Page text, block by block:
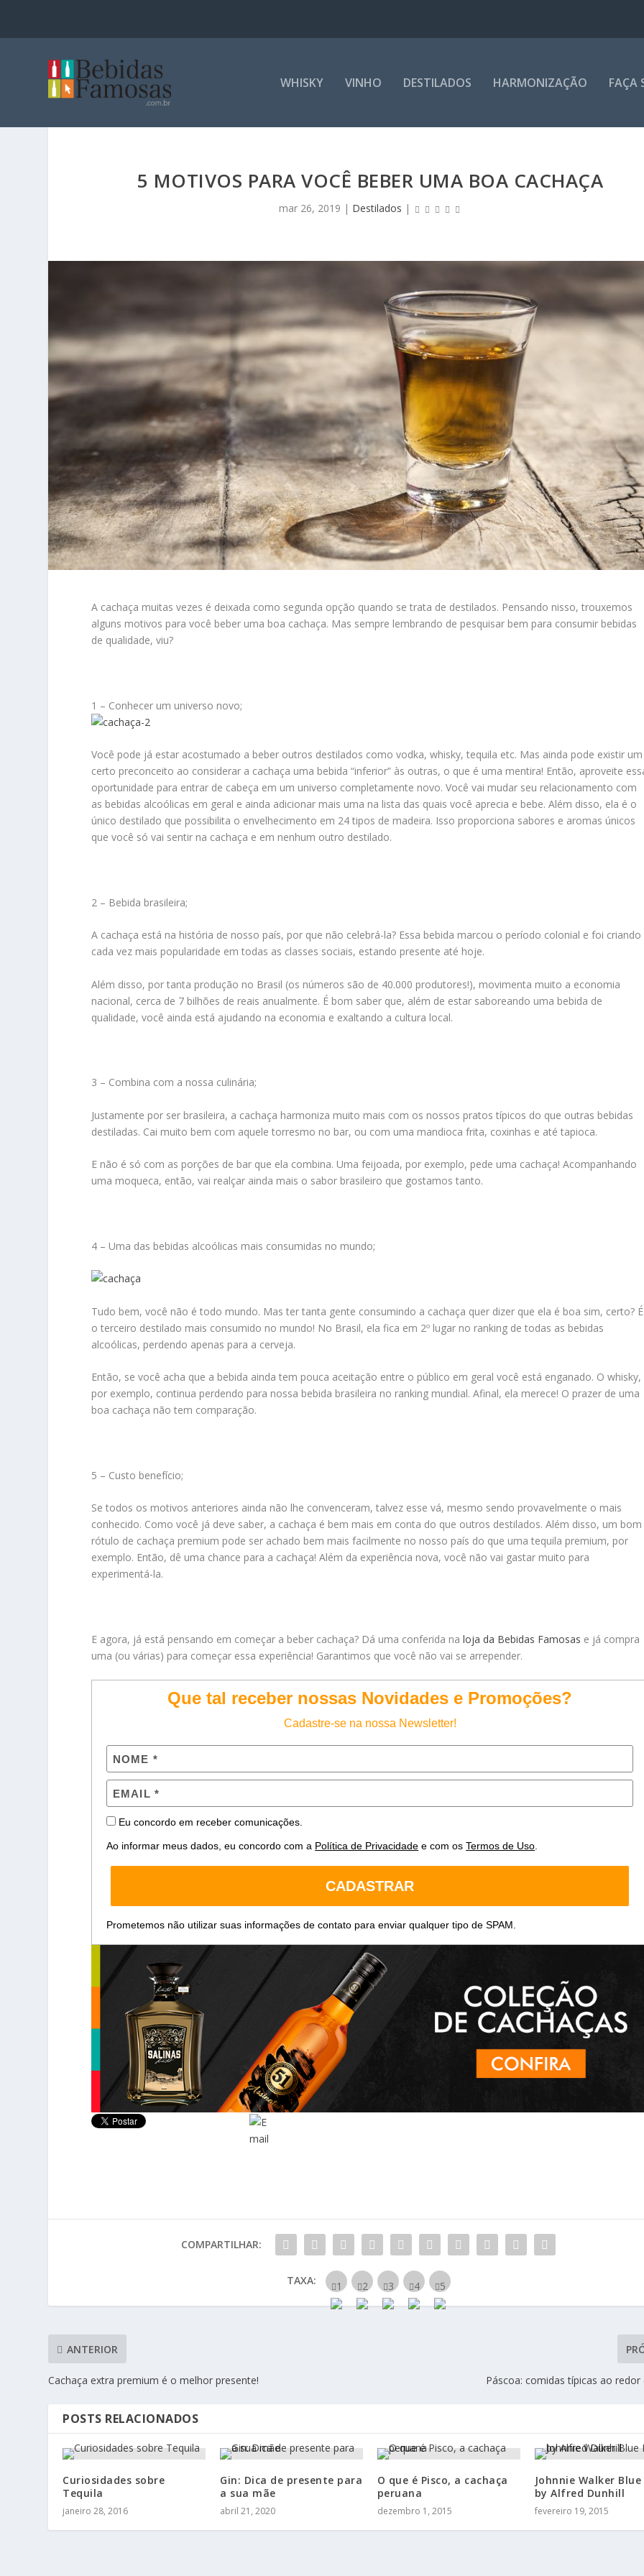
WHISKY VINHO DESTILADOS HARMONIZAÇÃO FAÇA
5 MOTIVOS PARA VOCÊ BEBER UMA BOA CACHAÇA
mar 26, 2019 | Destilados |
A cachaça muitas vezes é deixada como segunda opção quando se trata de destilados. Pensando nisso, trouxemos
alguns motivos para você beber uma boa cachaça. Mas sempre lembrando de pesquisar bem para consumir bebidas
de qualidade, viu?
1 – Conhecer um universo novo;
Você pode já estar acostumado a beber outros destilados como vodka, whisky, tequila etc. Mas ainda pode existir um
certo preconceito ao considerar a cachaça uma bebida “inferior” às outras, o que é uma mentira! Então, aproveite
oportunidade para entrar de cabeça em um universo completamente novo. Você vai mudar seu relacionamento com
as bebidas alcoólicas em geral e ainda adicionar mais uma na lista das quais você aprecia e bebe. Além disso, ela é o
único destilado que possibilita o envelhecimento em 24 tipos de madeira. Isso proporciona sabores e aromas únicos
que você só vai sentir na cachaça e em nenhum outro destilado.
2 – Bebida brasileira;
A cachaça está na história de nosso país, por que não celebrá-la? Essa bebida marcou o período colonial e foi criando
cada vez mais popularidade em todas as classes sociais, estando presente até hoje.
Além disso, por tanta produção no Brasil (os números são de 40.000 produtores!), movimenta muito a economia
nacional, cerca de 7 bilhões de reais anualmente. É bom saber que, além de estar saboreando uma bebida de
qualidade, você ainda está ajudando na economia e exaltando a cultura local.
3 – Combina com a nossa culinária;
Justamente por ser brasileira, a cachaça harmoniza muito mais com os nossos pratos típicos do que outras bebidas
destiladas. Cai muito bem com aquele torresmo no bar, ou com uma mandioca frita, coxinhas e até tapioca.
E não é só com as porções de bar que ela combina. Uma feijoada, por exemplo, pede uma cachaça! Acompanhando
uma moqueca, então, vai realçar ainda mais o sabor brasileiro que gostamos tanto.
4 – Uma das bebidas alcoólicas mais consumidas no mundo;
Tudo bem, você não é todo mundo. Mas ter tanta gente consumindo a cachaça quer dizer que ela é boa sim, certo? É
o terceiro destilado mais consumido no mundo! No Brasil, ela fica em 2º lugar no ranking de todas as bebidas
alcoólicas, perdendo apenas para a cerveja.
Então, se você acha que a bebida ainda tem pouca aceitação entre o público em geral você está enganado. O whisky,
por exemplo, continua perdendo para nossa bebida brasileira no ranking mundial. Afinal, ela merece! O prazer de uma
boa cachaça não tem comparação.
5 – Custo benefício;
Se todos os motivos anteriores ainda não lhe convenceram, talvez esse vá, mesmo sendo provavelmente o mais
conhecido. Como você já deve saber, a cachaça é bem mais em conta do que outros destilados. Além disso, um bom
rótulo de cachaça premium pode ser achado bem mais facilmente no nosso país do que uma tequila premium, por
exemplo. Então, dê uma chance para a cachaça! Além da experiência nova, você não vai gastar muito para
experimentá-la.
E agora, já está pensando em começar a beber cachaça? Dá uma conferida na loja da Bebidas Famosas e já compra
uma (ou várias) para começar essa experiência! Garantimos que você não vai se arrepender.
Que tal receber nossas Novidades e Promoções?
Cadastre-se na nossa Newsletter!
Eu concordo em receber comunicações.
Ao informar meus dados, eu concordo com a Política de Privacidade e com osTermos de Uso.
CADASTRAR
Prometemos não utilizar suas informações de contato para enviar qualquer tipo de SPAM.
COMPARTILHAR:
TAXA:
ANTERIOR
Cachaça extra premium é o melhor presente! Páscoa: comidas típicas ao
POSTS RELACIONADOS
Curiosidades sobre
Tequila
janeiro 28, 2016
Gin: Dica de presente para
a sua mãe
abril 21, 2020
O que é Pisco, a cachaça
peruana
dezembro 1, 2015
Johnnie Walker
by Alfred Dunhill
fevereiro 19, 2015